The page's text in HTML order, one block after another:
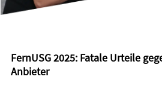
FernUSG 2025: Fatale Urteile
Anbieter